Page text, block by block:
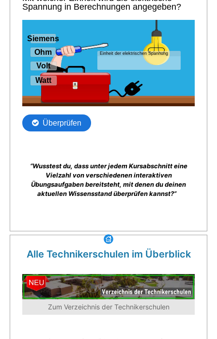
“Wusstest du, dass unter jedem Kursabschnitt eine
Vielzahl von verschiedenen interaktiven
Übungsaufgaben bereitsteht, mit denen du deinen
aktuellen Wissensstand überprüfen kannst?”
Alle Technikerschulen im Überblick
Zum Verzeichnis der Technikerschulen